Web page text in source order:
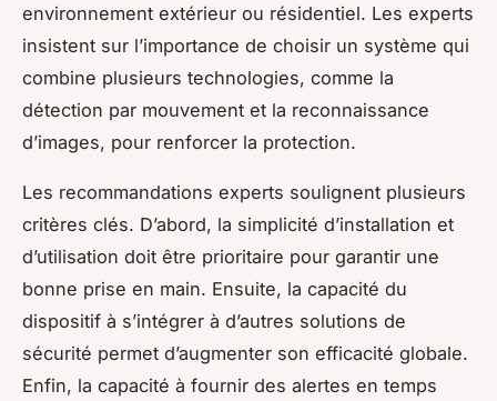
environnement extérieur ou résidentiel. Les experts
insistent sur l’importance de choisir un système qui
combine plusieurs technologies, comme la
détection par mouvement et la reconnaissance
d’images, pour renforcer la protection.
Les recommandations experts soulignent plusieurs
critères clés. D’abord, la simplicité d’installation et
d’utilisation doit être prioritaire pour garantir une
bonne prise en main. Ensuite, la capacité du
dispositif à s’intégrer à d’autres solutions de
sécurité permet d’augmenter son efficacité globale.
Enfin, la capacité à fournir des alertes en temps